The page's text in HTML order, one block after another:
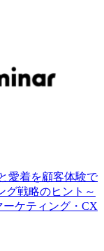
愛着を顧客体験で
グ戦略のヒント～
ーケティング・CX